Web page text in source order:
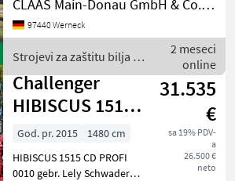
Arbeitsbreite360 ltr.
PumpeBereifung 480/80 R
automatischSection
Controll fähig (Antenne
fehlt)Ab un
CLAAS Main-Donau GmbH & Co. KG, Werneck
97440 Werneck
Strojevi za zaštitu bilja /
Challenger
2 meseci
online
Challenger
HIBISCUS 1515
CD PROFI Lely
31.535
€
sa 19% PDV-
a
26.500 €
neto
God. pr. 2015
1480 cm
HIBISCUS 1515 CD PROFI
0010 gebr. Lely Schwader